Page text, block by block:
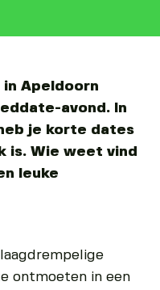
Apeldoorn
avond. In
je korte dates
is. Wie weet vind
leuke
ontmoeten in een